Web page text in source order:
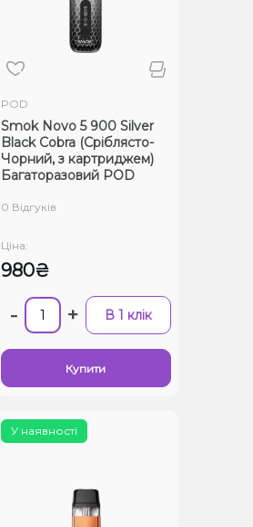
POD
Smok Novo 5 900 Silver
Black Cobra (Сріблясто-
Чорний, з картриджем)
Багаторазовий POD
0 Відгуків
Ціна:
980₴
- + В 1 клік
Купити
У наявності